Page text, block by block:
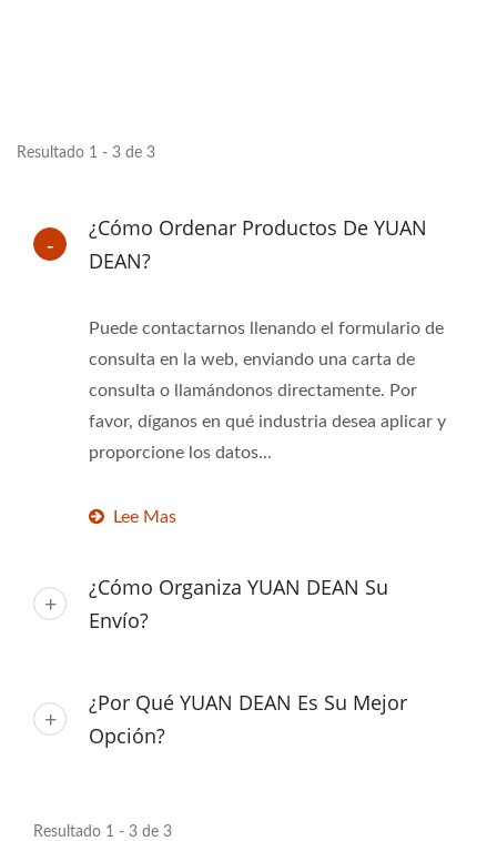
Resultado 1 - 3 de 3
¿Cómo Ordenar Productos De YUAN
DEAN?
Puede contactarnos llenando el formulario de
consulta en la web, enviando una carta de
consulta o llamándonos directamente. Por
favor, díganos en qué industria desea aplicar y
proporcione los datos...
Lee Mas
¿Cómo Organiza YUAN DEAN Su
Envío?
¿Por Qué YUAN DEAN Es Su Mejor
Opción?
Resultado 1 - 3 de 3